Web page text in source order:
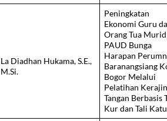
La Diadhan Hukama, S.E.,
M.Si.
Peningkatan
Ekonomi Guru
Orang Tua Murid
PAUD Bunga
Harapan
Baranangsiang
Bogor Melalui
Pelatihan
Tangan Berbasis
Kur dan Tali